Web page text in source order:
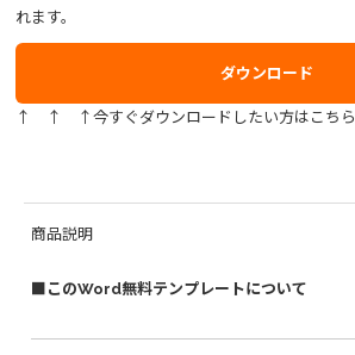
れます。
ダウンロード
↑ ↑ ↑今すぐダウンロードしたい方はこちら
商品説明
■このWord無料テンプレートについて